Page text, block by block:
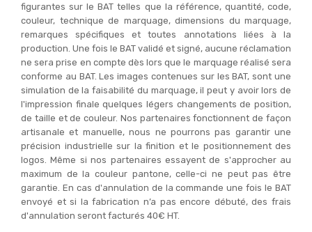
figurantes sur le BAT telles que la référence, quantité, code,
couleur, technique de marquage, dimensions du marquage,
remarques spécifiques et toutes annotations liées à la
production. Une fois le BAT validé et signé, aucune réclamation
ne sera prise en compte dès lors que le marquage réalisé sera
conforme au BAT. Les images contenues sur les BAT, sont une
simulation de la faisabilité du marquage, il peut y avoir lors de
l'impression finale quelques légers changements de position,
de taille et de couleur. Nos partenaires fonctionnent de façon
artisanale et manuelle, nous ne pourrons pas garantir une
précision industrielle sur la finition et le positionnement des
logos. Même si nos partenaires essayent de s'approcher au
maximum de la couleur pantone, celle-ci ne peut pas être
garantie. En cas d'annulation de la commande une fois le BAT
envoyé et si la fabrication n’a pas encore débuté, des frais
d'annulation seront facturés 40€ HT.